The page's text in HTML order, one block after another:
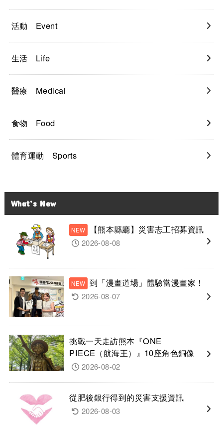
活動 Event
生活 Life
醫療 Medical
食物 Food
體育運動 Sports
What’s New
【熊本縣廳】災害志工招募資訊
2026-08-08
到「漫畫道場」體驗當漫畫家！
2026-08-07
挑戰一天走訪熊本『ONE
PIECE（航海王）』10座角色銅像
2026-08-02
從肥後銀行得到的災害支援資訊
2026-08-03